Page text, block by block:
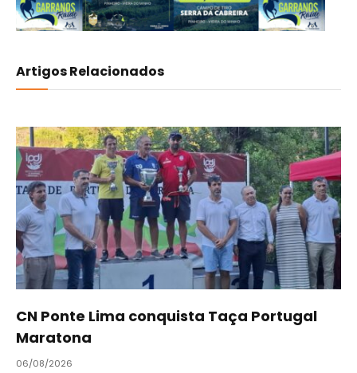
Artigos Relacionados
CN Ponte Lima conquista Taça Portugal
Maratona
06/08/2026